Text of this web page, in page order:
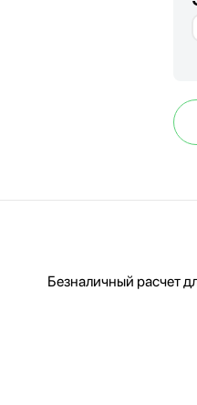
Безналичный расчет